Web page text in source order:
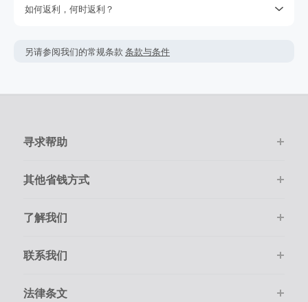
不要取决于期待的返利，因为我们不能保证一定能获取得到返
返利金额可能会根据实际交易情况会有所上下浮动。
在点击进入商家购物前，请务必清空自己的购物车。
如何返利，何时返利？
网上购物。
100天内提交返利索赔，因为我们无法处理超过100天的交易。
另请参阅我们的常规条款 条款与条件
寻求帮助
其他省钱方式
了解我们
联系我们
法律条文